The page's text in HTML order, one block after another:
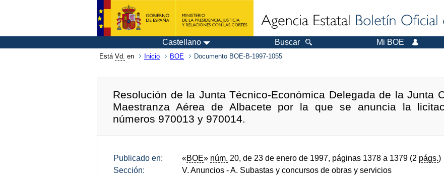
Castellano Buscar Mi BOE
Está Vd. en Inicio BOE Documento BOE-B-1997-1055
Resolución de la Junta Técnico-Económica Delegada de la Junta
Maestranza Aérea de Albacete por la que se anuncia la
números 970013 y 970014.
Publicado en: «BOE» núm. 20, de 23 de enero de 1997, páginas 1378 a 1379 (2 págs.)
Sección:
V. Anuncios - A. Subastas y concursos de obras y servicios